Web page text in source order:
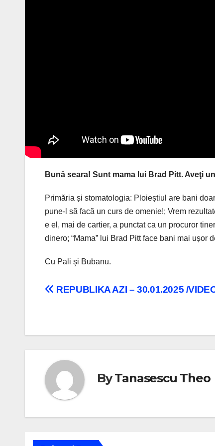
Bună seara! Sunt mama lui Brad Pitt. Aveţi
Primăria și stomatologia: Ploieștiul are bani
pune-l să facă un curs de omenie!; Vrem
e el, mai de cartier, a punctat ca un procuror
dinero; “Mama” lui Brad Pitt face bani mai ușor
Cu Pali şi Bubanu.
Navigare
articole
REPUBLIKA AZI – 30.01.2025 /
ByTanasescu Theo